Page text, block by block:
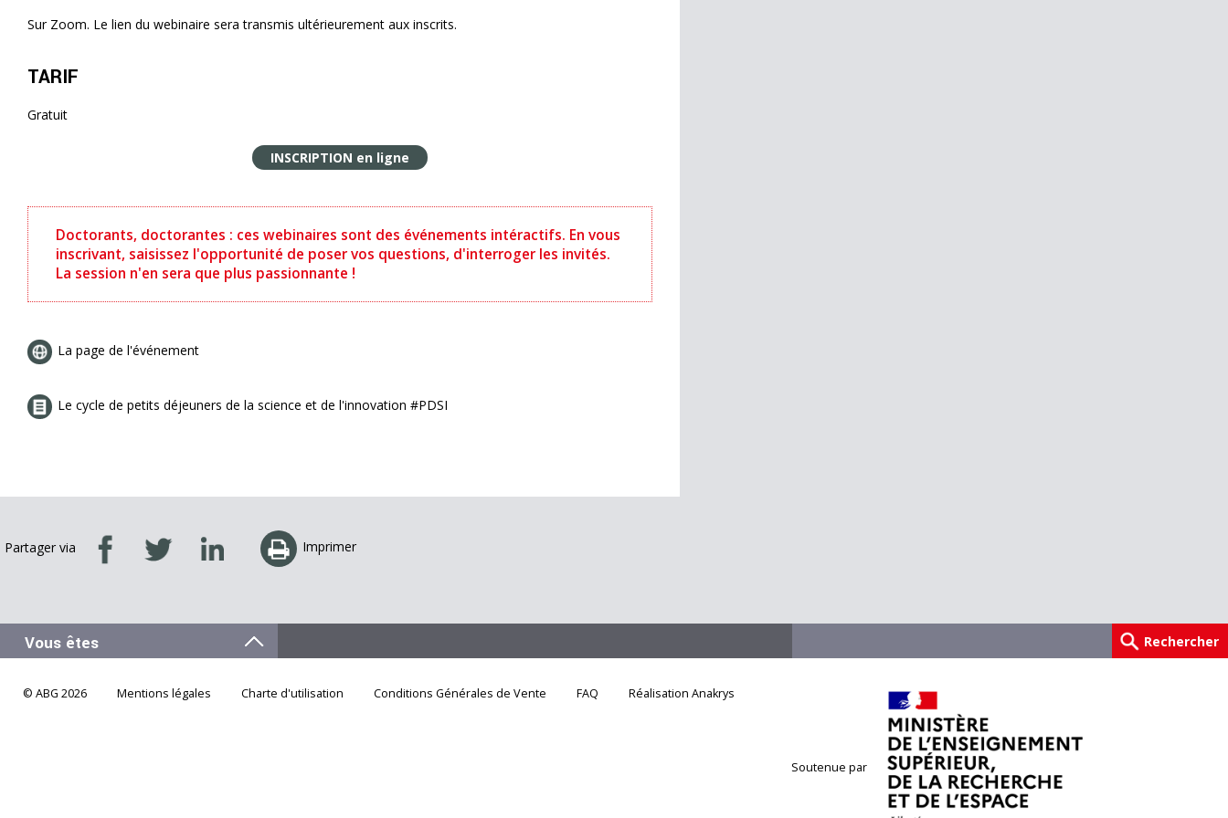
Sur Zoom. Le lien du webinaire sera transmis ultérieurement aux inscrits.
TARIF
Gratuit
INSCRIPTION en ligne
Doctorants, doctorantes : ces webinaires sont des événements intéractifs. En vous
inscrivant, saisissez l'opportunité de poser vos questions, d'interroger les invités.
La session n'en sera que plus passionnante !
La page de l'événement
Le cycle de petits déjeuners de la science et de l'innovation #PDSI
Partager via Imprimer
© ABG 2026 Mentions légales Charte d'utilisation Conditions Générales de Vente FAQ Réalisation Anakrys
Soutenue par